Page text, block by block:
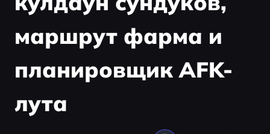
маршрут фарма и
планировщик AFK-
лута